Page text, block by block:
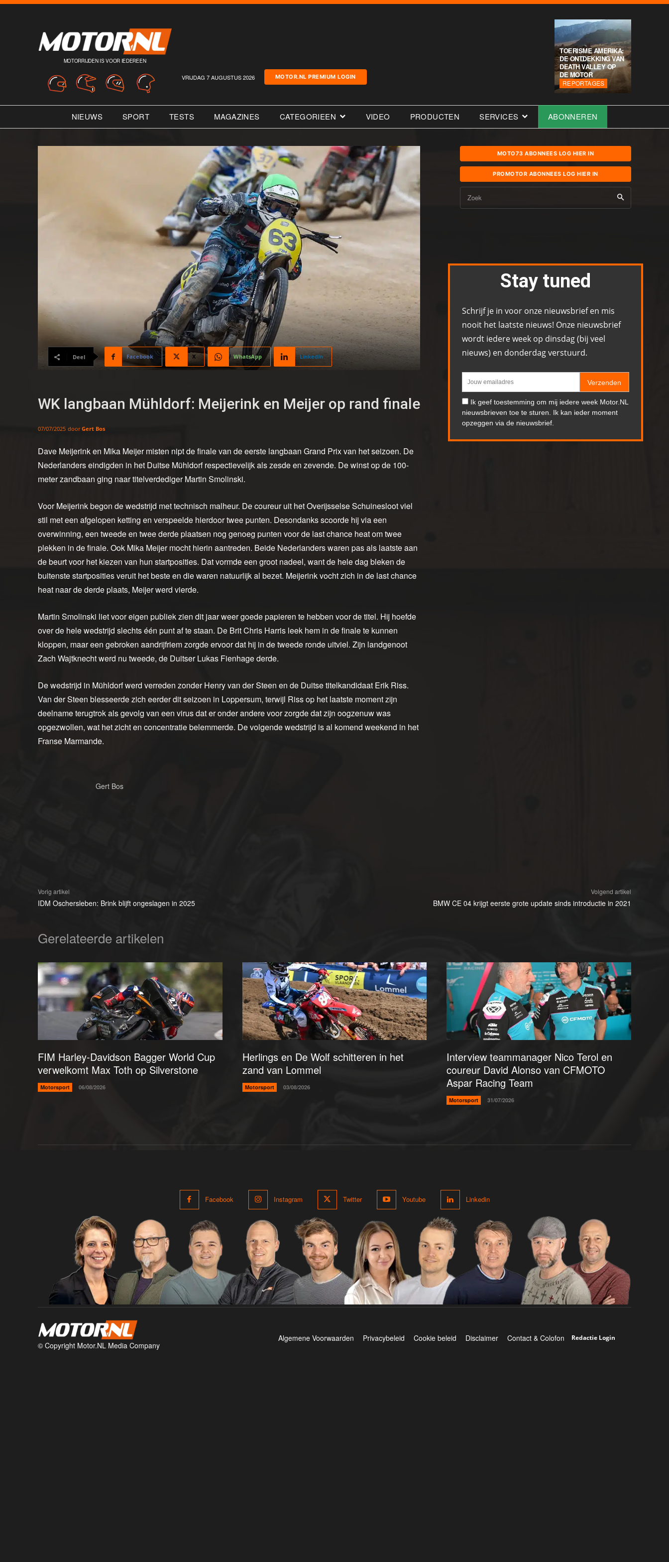
MOTORRIJDEN IS VOOR IEDEREEN
VRIJDAG 7 AUGUSTUS 2026 MOTOR.NL PREMIUM LOGIN
TOERISME AMERIKA:
DE ONTDEKKING VAN
DEATH VALLEY OP
DE MOTOR
REPORTAGES
NIEUWS SPORT TESTS MAGAZINES CATEGORIEEN VIDEO PRODUCTEN SERVICES ABONNEREN
Deel Facebook X WhatsApp Linkedin
WK langbaan Mühldorf: Meijerink en Meijer op rand finale
07/07/2025 door Gert Bos
Dave Meijerink en Mika Meijer misten nipt de finale van de eerste langbaan Grand Prix van het seizoen. De
Nederlanders eindigden in het Duitse Mühldorf respectievelijk als zesde en zevende. De winst op de 100-
meter zandbaan ging naar titelverdediger Martin Smolinski.
Voor Meijerink begon de wedstrijd met technisch malheur. De coureur uit het Overijsselse Schuinesloot viel
stil met een afgelopen ketting en verspeelde hierdoor twee punten. Desondanks scoorde hij via een
overwinning, een tweede en twee derde plaatsen nog genoeg punten voor de last chance heat om twee
plekken in de finale. Ook Mika Meijer mocht hierin aantreden. Beide Nederlanders waren pas als laatste aan
de beurt voor het kiezen van hun startposities. Dat vormde een groot nadeel, want de hele dag bleken de
buitenste startposities veruit het beste en die waren natuurlijk al bezet. Meijerink vocht zich in de last chance
heat naar de derde plaats, Meijer werd vierde.
Martin Smolinski liet voor eigen publiek zien dit jaar weer goede papieren te hebben voor de titel. Hij hoefde
over de hele wedstrijd slechts één punt af te staan. De Brit Chris Harris leek hem in de finale te kunnen
kloppen, maar een gebroken aandrijfriem zorgde ervoor dat hij in de tweede ronde uitviel. Zijn landgenoot
Zach Wajtknecht werd nu tweede, de Duitser Lukas Fienhage derde.
De wedstrijd in Mühldorf werd verreden zonder Henry van der Steen en de Duitse titelkandidaat Erik Riss.
Van der Steen blesseerde zich eerder dit seizoen in Loppersum, terwijl Riss op het laatste moment zijn
deelname terugtrok als gevolg van een virus dat er onder andere voor zorgde dat zijn oogzenuw was
opgezwollen, wat het zicht en concentratie belemmerde. De volgende wedstrijd is al komend weekend in het
Franse Marmande.
Gert Bos
MOTO73 ABONNEES LOG HIER IN
PROMOTOR ABONNEES LOG HIER IN
Zoek
Stay tuned
Schrijf je in voor onze nieuwsbrief en mis
nooit het laatste nieuws! Onze nieuwsbrief
wordt iedere week op dinsdag (bij veel
nieuws) en donderdag verstuurd.
Verzenden
Ik geef toestemming om mij iedere week Motor.NL
nieuwsbrieven toe te sturen. Ik kan ieder moment
opzeggen via de nieuwsbrief.
Vorig artikel
IDM Oschersleben: Brink blijft ongeslagen in 2025
Volgend artikel
BMW CE 04 krijgt eerste grote update sinds introductie in 2021
Gerelateerde artikelen
FIM Harley-Davidson Bagger World Cup
verwelkomt Max Toth op Silverstone
Motorsport 06/08/2026
Herlings en De Wolf schitteren in het
zand van Lommel
Motorsport 03/08/2026
Interview teammanager Nico Terol en
coureur David Alonso van CFMOTO
Aspar Racing Team
Motorsport 31/07/2026
Facebook Instagram Twitter Youtube Linkedin
© Copyright Motor.NL Media Company
Algemene Voorwaarden Privacybeleid Cookie beleid Disclaimer Contact & Colofon Redactie Login